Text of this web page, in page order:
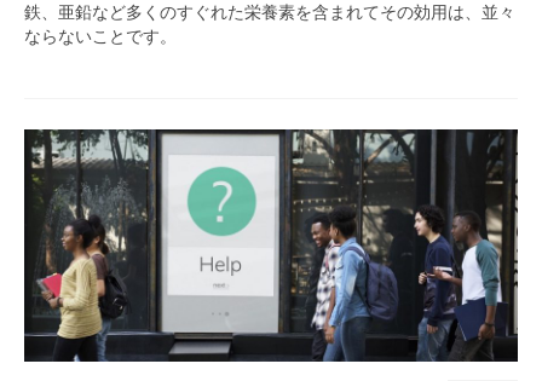
鉄、亜鉛など多くのすぐれた栄養素を含まれてその効用は、並々
ならないことです。